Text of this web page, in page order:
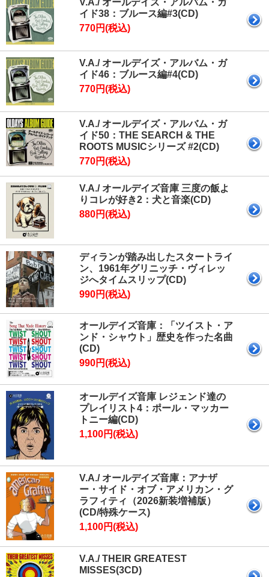
V.A./ オールデイズ・アルバム・ガ
イド38：ブルース編#3(CD)
770円(税込)
V.A./ オールデイズ・アルバム・ガ
イド46：ブルース編#4(CD)
770円(税込)
V.A./ オールデイズ・アルバム・ガ
イド50：THE SEARCH & THE
ROOTS MUSICシリーズ #2(CD)
770円(税込)
V.A./ オールデイズ音庫 三度の飯よ
りコレが好き2：犬と音楽(CD)
880円(税込)
ディランが踏み出したスタートライ
ン、1961年グリニッチ・ヴィレッ
ジへタイムスリップ(CD)
990円(税込)
オールデイズ音庫：「ツイスト・ア
ンド・シャウト」歴史を作った名曲
(CD)
990円(税込)
オールデイズ音庫 レジェンド達の
プレイリスト4：ポール・マッカー
トニー編(CD)
1,100円(税込)
V.A./ オールデイズ音庫：アナザ
ー・サイド・オブ・アメリカン・グ
ラフィティ（2026新装増補版）
(CD/特殊ケース)
1,100円(税込)
V.A./ THEIR GREATEST
MISSES(3CD)